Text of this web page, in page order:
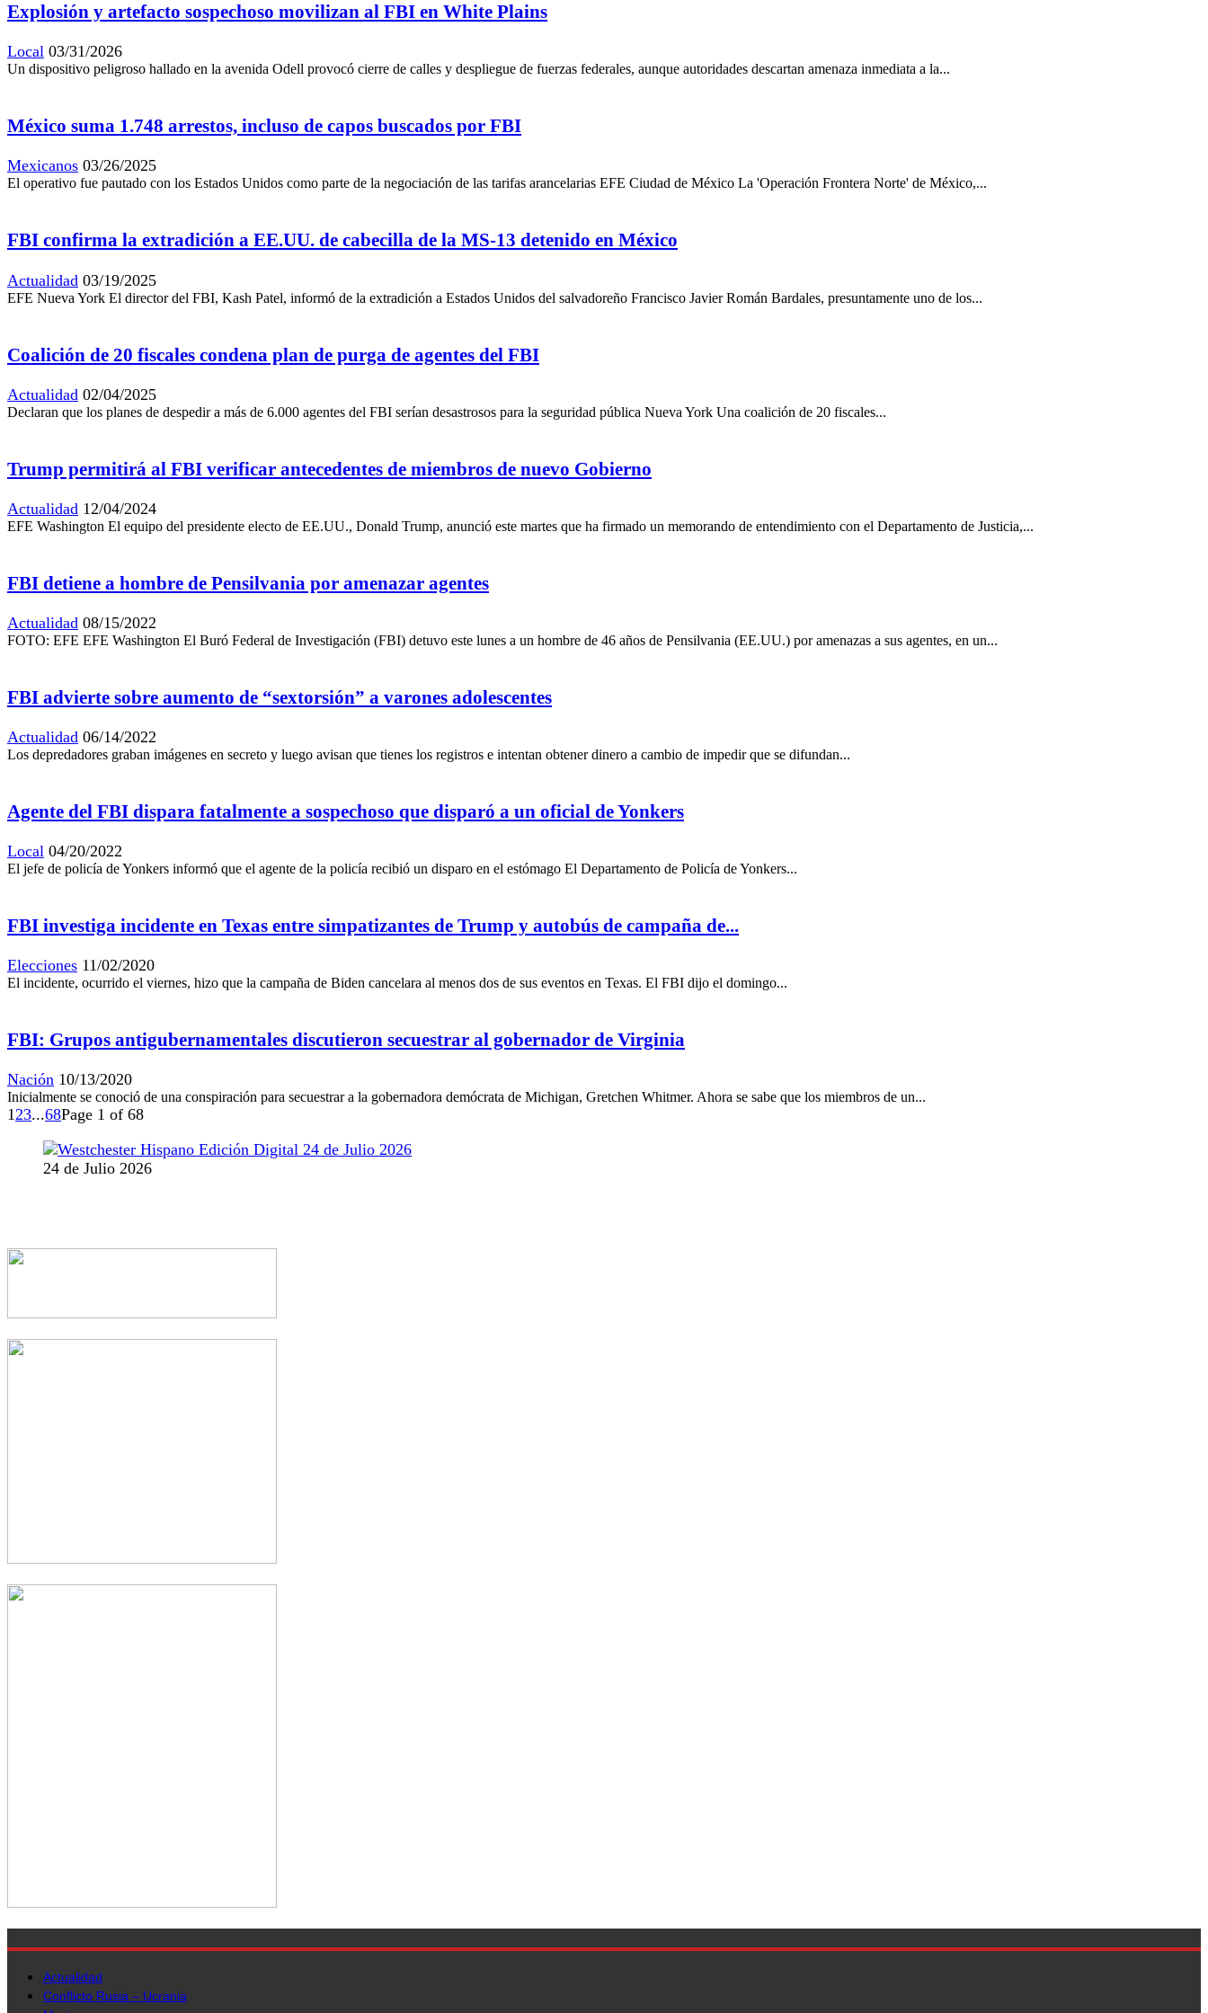
Explosión y artefacto sospechoso movilizan al FBI en White Plains
Local 03/31/2026
Un dispositivo peligroso hallado en la avenida Odell provocó cierre de calles y despliegue de fuerzas federales, aunque autoridades descartan amenaza inmediata a la...
México suma 1.748 arrestos, incluso de capos buscados por FBI
Mexicanos 03/26/2025
El operativo fue pautado con los Estados Unidos como parte de la negociación de las tarifas arancelarias EFE Ciudad de México La 'Operación Frontera Norte' de México,...
FBI confirma la extradición a EE.UU. de cabecilla de la MS-13 detenido en México
Actualidad 03/19/2025
EFE Nueva York El director del FBI, Kash Patel, informó de la extradición a Estados Unidos del salvadoreño Francisco Javier Román Bardales, presuntamente uno de los...
Coalición de 20 fiscales condena plan de purga de agentes del FBI
Actualidad 02/04/2025
Declaran que los planes de despedir a más de 6.000 agentes del FBI serían desastrosos para la seguridad pública Nueva York Una coalición de 20 fiscales...
Trump permitirá al FBI verificar antecedentes de miembros de nuevo Gobierno
Actualidad 12/04/2024
EFE Washington El equipo del presidente electo de EE.UU., Donald Trump, anunció este martes que ha firmado un memorando de entendimiento con el Departamento de Justicia,...
FBI detiene a hombre de Pensilvania por amenazar agentes
Actualidad 08/15/2022
FOTO: EFE EFE Washington El Buró Federal de Investigación (FBI) detuvo este lunes a un hombre de 46 años de Pensilvania (EE.UU.) por amenazas a sus agentes, en un...
FBI advierte sobre aumento de “sextorsión” a varones adolescentes
Actualidad 06/14/2022
Los depredadores graban imágenes en secreto y luego avisan que tienes los registros e intentan obtener dinero a cambio de impedir que se difundan...
Agente del FBI dispara fatalmente a sospechoso que disparó a un oficial de Yonkers
Local 04/20/2022
El jefe de policía de Yonkers informó que el agente de la policía recibió un disparo en el estómago El Departamento de Policía de Yonkers...
FBI investiga incidente en Texas entre simpatizantes de Trump y autobús de campaña de...
Elecciones 11/02/2020
El incidente, ocurrido el viernes, hizo que la campaña de Biden cancelara al menos dos de sus eventos en Texas. El FBI dijo el domingo...
FBI: Grupos antigubernamentales discutieron secuestrar al gobernador de Virginia
Nación 10/13/2020
Inicialmente se conoció de una conspiración para secuestrar a la gobernadora demócrata de Michigan, Gretchen Whitmer. Ahora se sabe que los miembros de un...
123...68Page 1 of 68
24 de Julio 2026
Actualidad
Conflicto Rusia – Ucrania